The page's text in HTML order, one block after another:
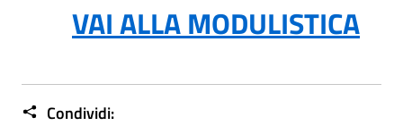
VAI ALLA MODULISTICA
Condividi: